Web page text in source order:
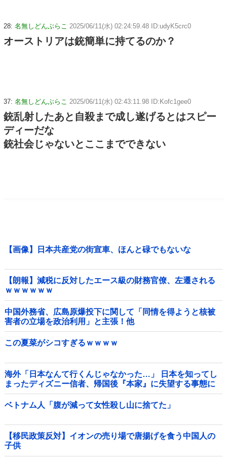
28: 名無しどんぶらこ 2025/06/11(水) 02:24:59.48 ID:udyK5crc0
オーストリアは銃簡単に持てるのか？
37: 名無しどんぶらこ 2025/06/11(水) 02:43:11.98 ID:Kofc1gee0
銃乱射したあと自殺まで成し遂げるとはスピー
ディーだな
銃社会じゃないとここまでできない
【画像】日本共産党の街宣車、ほんと碌でもないな
【朗報】減税に反対したエース級の財務官僚、左遷される
ｗｗｗｗｗｗ
中国外務省、広島原爆投下に関して「同情を得ようと核被
害者の立場を政治利用」と主張！他
この夏菜がシコすぎるｗｗｗｗ
海外「日本なんて行くんじゃなかった…」 日本を知ってし
まったディズニー信者、帰国後『本家』に失望する事態に
ベトナム人「腹が減って女性殺し山に捨てた」
【移民政策反対】イオンの売り場で唐揚げを食う中国人の
子供